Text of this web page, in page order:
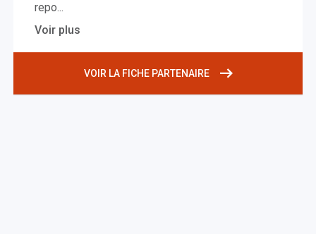
repo...
Voir plus
VOIR LA FICHE PARTENAIRE